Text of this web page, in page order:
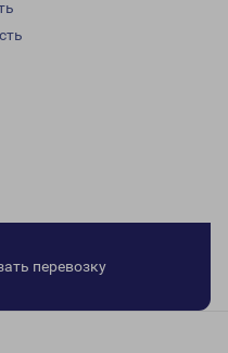
перевозку